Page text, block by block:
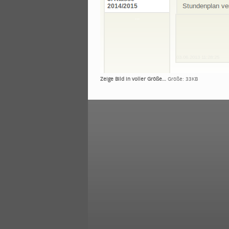
Zeige Bild in voller Größe… Größe: 33KB